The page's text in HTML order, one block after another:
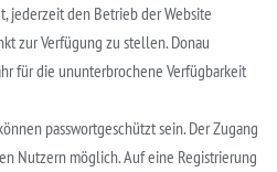
jederzeit den Betrieb der Website
zur Verfügung zu stellen. Donau
für die ununterbrochene Verfügbarkeit
passwortgeschützt sein. Der Zugang
Nutzern möglich. Auf eine Registrierung